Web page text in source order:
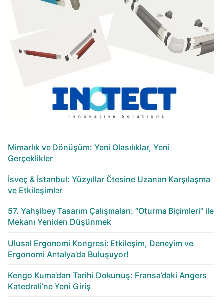
Mimarlık ve Dönüşüm: Yeni Olasılıklar, Yeni
Gerçeklikler
İsveç & İstanbul: Yüzyıllar Ötesine Uzanan Karşılaşma
ve Etkileşimler
57. Yahşibey Tasarım Çalışmaları: “Oturma Biçimleri” ile
Mekanı Yeniden Düşünmek
Ulusal Ergonomi Kongresi: Etkileşim, Deneyim ve
Ergonomi Antalya’da Buluşuyor!
Kengo Kuma’dan Tarihi Dokunuş: Fransa’daki Angers
Katedrali’ne Yeni Giriş